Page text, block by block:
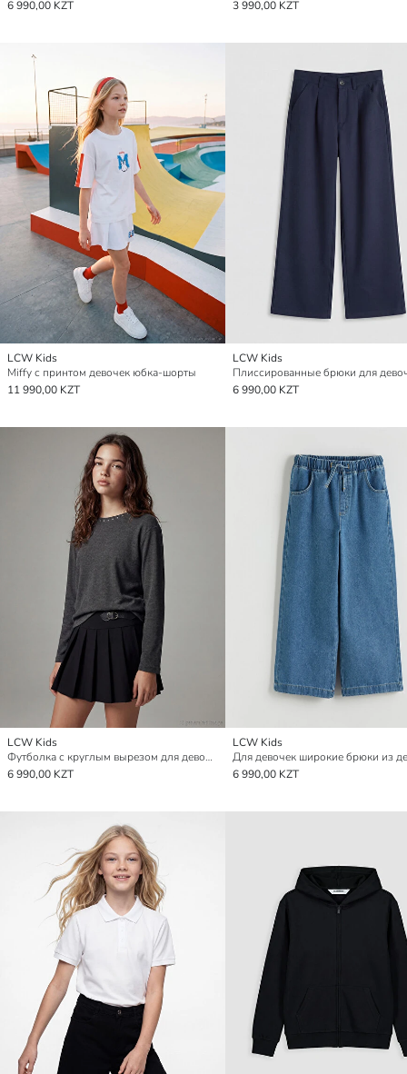
6 990,00 KZT 3 990,00 KZT
LCW Kids
Miffy с принтом девочек юбка-шорты
11 990,00 KZT
LCW Kids
Плиссированные брюки для
6 990,00 KZT
LCW Kids
Футболка с круглым вырезом для девочек, украшенная стразами
6 990,00 KZT
LCW Kids
Для девочек широкие брюки из
6 990,00 KZT